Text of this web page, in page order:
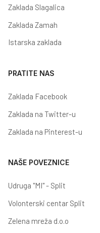
Zaklada Slagalica
Zaklada Zamah
Istarska zaklada
PRATITE NAS
Zaklada Facebook
Zaklada na Twitter-u
Zaklada na Pinterest-u
NAŠE POVEZNICE
Udruga "MI" - Split
Volonterski centar Split
Zelena mreža d.o.o